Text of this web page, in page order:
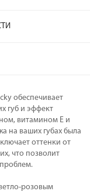
обеспечивает
губ и эффект
витамином Е и
на ваших губах была
оттенки от
что позволит
розовым